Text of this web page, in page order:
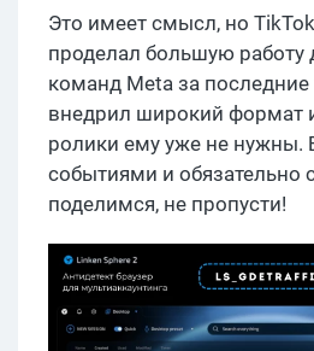
Это имеет смысл, но
проделал большую работу
команд Meta за
внедрил широкий формат
ролики ему уже не нужны.
событиями и обязательно
поделимся, не пропусти!